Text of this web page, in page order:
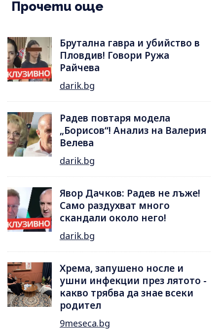
Прочети още
Брутална гавра и убийство в
Пловдив! Говори Ружа
Райчева
darik.bg
Радев повтаря модела
„Борисов“! Анализ на Валерия
Велева
darik.bg
Явор Дачков: Радев не лъже!
Само раздухват много
скандали около него!
darik.bg
Хрема, запушено носле и
ушни инфекции през лятотo -
какво трябва да знае всеки
родител
9meseca.bg